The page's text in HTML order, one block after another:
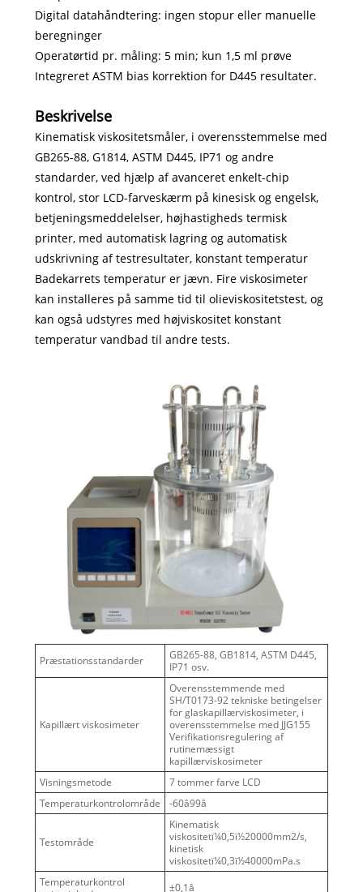
Digital datahåndtering: ingen stopur eller manuelle
beregninger
Operatørtid pr. måling: 5 min; kun 1,5 ml prøve
Integreret ASTM bias korrektion for D445 resultater.
Beskrivelse
Kinematisk viskositetsmåler, i overensstemmelse med
GB265-88, G1814, ASTM D445, IP71 og andre
standarder, ved hjælp af avanceret enkelt-chip
kontrol, stor LCD-farveskærm på kinesisk og engelsk,
betjeningsmeddelelser, højhastigheds termisk
printer, med automatisk lagring og automatisk
udskrivning af testresultater, konstant temperatur
Badekarrets temperatur er jævn. Fire viskosimeter
kan installeres på samme tid til olieviskositetstest, og
kan også udstyres med højviskositet konstant
temperatur vandbad til andre tests.
Præstationsstandarder
GB265-88, GB1814, ASTM D445,
IP71 osv.
Kapillært viskosimeter
Overensstemmende med
SH/T0173-92 tekniske betingelser
for glaskapillærviskosimeter, i
overensstemmelse med JJG155
Verifikationsregulering af
rutinemæssigt
kapillærviskosimeter
Visningsmetode
7 tommer farve LCD
Temperaturkontrolområde
-60â99â
Testområde
Kinematisk
viskositetï¼0,5ï½20000mm2/s,
kinetisk
viskositetï¼0,3ï½40000mPa.s
Temperaturkontrol
±0,1â